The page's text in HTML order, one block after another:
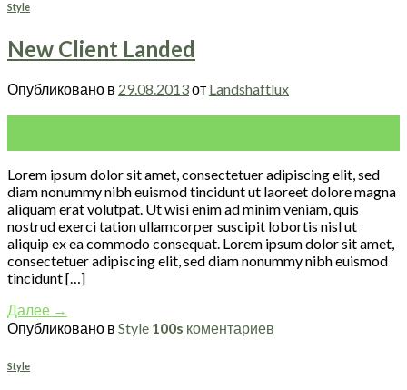
Style
New Client Landed
Опубликовано в 29.08.2013от Landshaftlux
Lorem ipsum dolor sit amet, consectetuer adipiscing elit, sed
diam nonummy nibh euismod tincidunt ut laoreet dolore magna
aliquam erat volutpat. Ut wisi enim ad minim veniam, quis
nostrud exerci tation ullamcorper suscipit lobortis nisl ut
aliquip ex ea commodo consequat. Lorem ipsum dolor sit amet,
consectetuer adipiscing elit, sed diam nonummy nibh euismod
tincidunt […]
Далее →
Опубликовано в Style 100s коментариев
Style